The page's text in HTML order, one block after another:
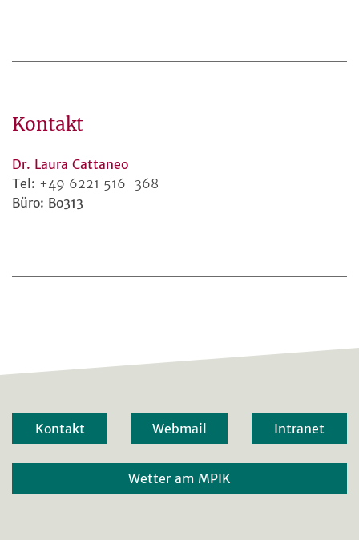
Kontakt
Dr. Laura Cattaneo
Tel: +49 6221 516-368
Büro: Bo313
Kontakt Webmail Intranet
Wetter am MPIK